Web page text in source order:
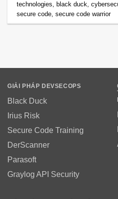
technologies, black duck,
secure code,secure code warrior
GIẢI PHÁP DEVSECOPS
Black Duck
Irius Risk
Secure Code Training
DerScanner
Parasoft
Graylog API Security